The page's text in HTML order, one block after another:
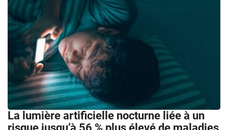
La lumière artificielle nocturne liée à un